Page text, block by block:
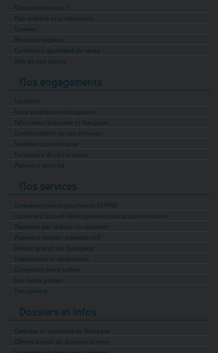
Qui sommes-nous ?
Nos artisans et producteurs
Cookies
Mentions légales
Conditions générales de vente
Avis de nos clients
Nos engagements
Livraison
Colis soignés et écologiques
Fabrication bretonne et française
Confidentialité de vos données
Satisfait ou remboursé
Formulaire de rétractation
Paiement sécurisé
Nos services
Cadeaux/paniers gourmands CE/PRO
Cadeaux d’accueil hébergements touristiques bretons
Paiement par chèque ou virement
Paiement mandat administratif
Retrait gratuit sur Guingamp
Evénements et cérémonies
Composez votre coffret
Les codes promo
Nos univers
Dossiers et infos
Cadeaux et souvenirs de Bretagne
Objets autour du drapeau breton